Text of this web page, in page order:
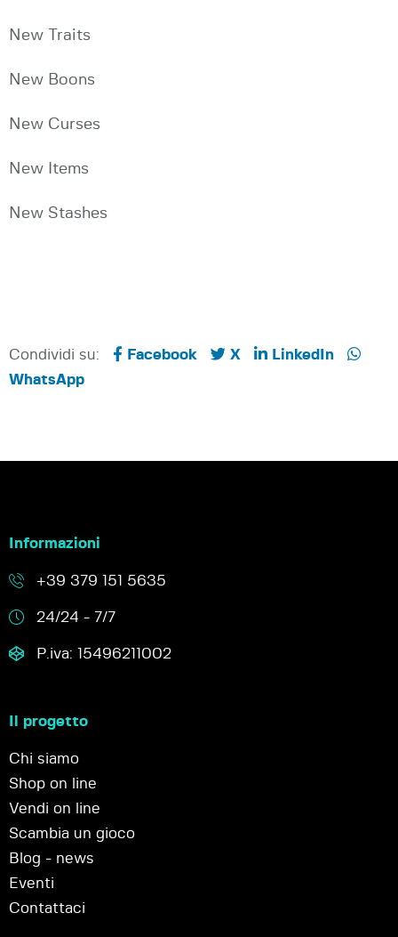
New Traits
New Boons
New Curses
New Items
New Stashes
Condividi su: Facebook X
LinkedIn
WhatsApp
Informazioni
+39 379 151 5635
24/24 - 7/7
P.iva: 15496211002
Il progetto
Chi siamo
Shop on line
Vendi on line
Scambia un gioco
Blog - news
Eventi
Contattaci